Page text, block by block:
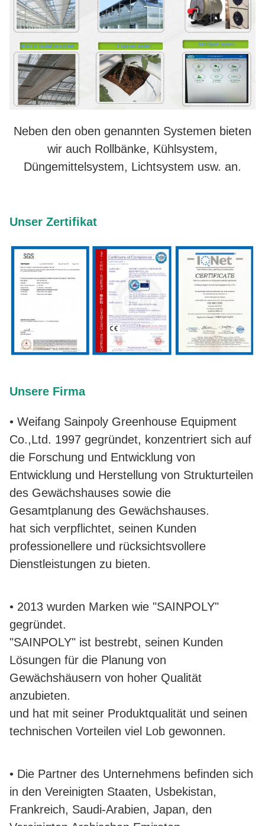
Neben den oben genannten Systemen bieten
wir auch Rollbänke, Kühlsystem,
Düngemittelsystem, Lichtsystem usw. an.
Unser Zertifikat
Unsere Firma
• Weifang Sainpoly Greenhouse Equipment
Co.,Ltd. 1997 gegründet, konzentriert sich auf
die Forschung und Entwicklung von
Entwicklung und Herstellung von Strukturteilen
des Gewächshauses sowie die
Gesamtplanung des Gewächshauses.
hat sich verpflichtet, seinen Kunden
professionellere und rücksichtsvollere
Dienstleistungen zu bieten.
• 2013 wurden Marken wie "SAINPOLY"
gegründet.
"SAINPOLY" ist bestrebt, seinen Kunden
Lösungen für die Planung von
Gewächshäusern von hoher Qualität
anzubieten.
und hat mit seiner Produktqualität und seinen
technischen Vorteilen viel Lob gewonnen.
• Die Partner des Unternehmens befinden sich
in den Vereinigten Staaten, Usbekistan,
Frankreich, Saudi-Arabien, Japan, den